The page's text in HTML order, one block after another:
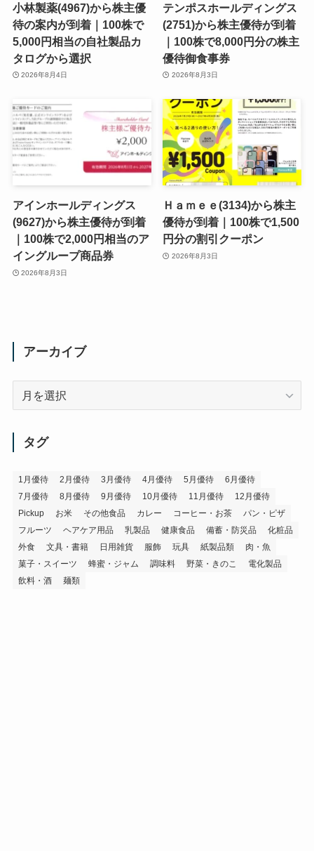
小林製薬(4967)から株主優
待の案内が到着｜100株で
5,000円相当の自社製品カ
タログから選択
2026年8月4日
テンポスホールディングス
(2751)から株主優待が到着
｜100株で8,000円分の株主
優待御食事券
2026年8月3日
アインホールディングス
(9627)から株主優待が到着
｜100株で2,000円相当のア
イングループ商品券
2026年8月3日
Ｈａｍｅｅ(3134)から株主
優待が到着｜100株で1,500
円分の割引クーポン
2026年8月3日
アーカイブ
タグ
1月優待 2月優待 3月優待 4月優待 5月優待
6月優待
7月優待
8月優待 9月優待 10月優待 11月優待
12月優待
Pickup
お米 その他食品 カレー コーヒー・お茶
パン・ピザ
フルーツ
ヘアケア用品 乳製品 健康食品 備蓄・防災品
化粧品
外食
文具・書籍 日用雑貨 服飾 玩具 紙製品類
肉・魚
菓子・スイーツ
蜂蜜・ジャム 調味料 野菜・きのこ
電化製品
飲料・酒
麺類